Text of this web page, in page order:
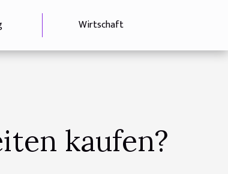
Wirtschaft
kaufen?